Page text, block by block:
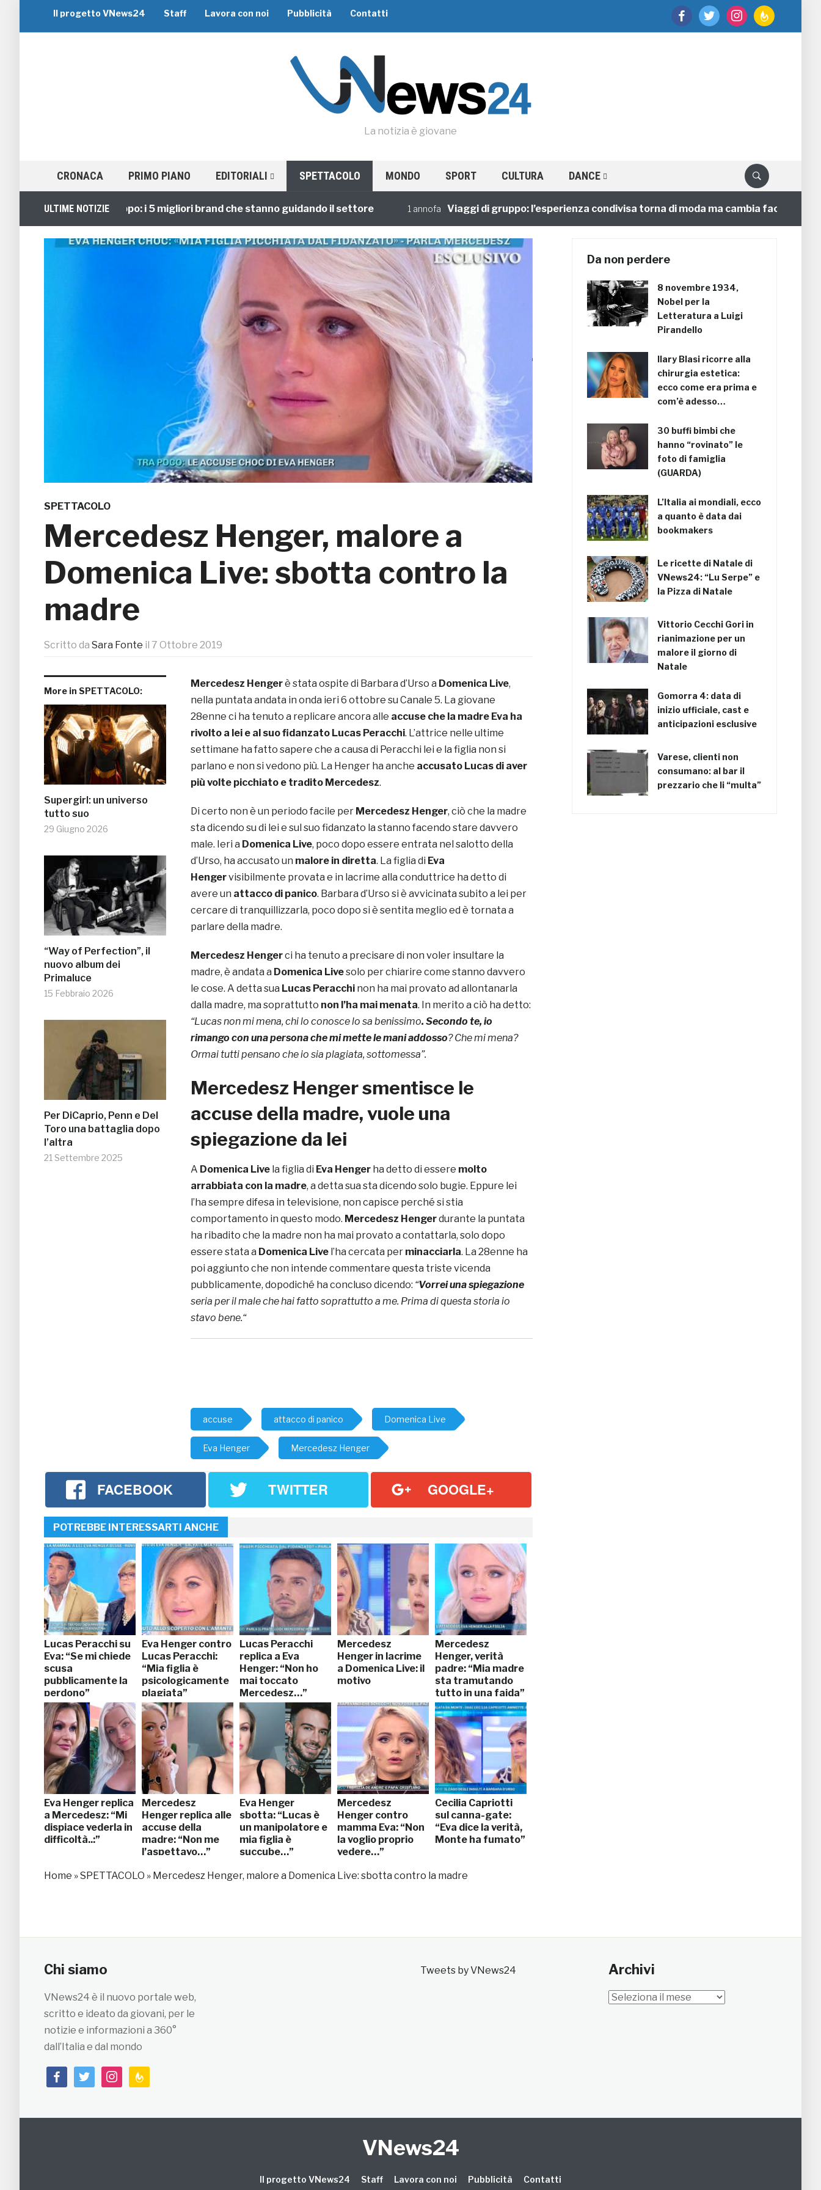
facebooktwitter instagramfeedburner
Il progetto VNews24 Staff Lavora con noi Pubblicità Contatti
La notizia è giovane
CRONACA PRIMO PIANO EDITORIALI SPETTACOLO MONDO SPORT CULTURA DANCE
ULTIME NOTIZIE
Viaggi di Gruppo: i 5 migliori brand che stanno guidando il settore 1 annofa Viaggi di gruppo: l’esperienza condivisa torna di moda ma cambia faccia
SPETTACOLO
Mercedesz Henger, malore a
Domenica Live: sbotta contro la
madre
Scritto da Sara Fonte il 7 Ottobre 2019
More in SPETTACOLO:
Supergirl: un universo
tutto suo
29 Giugno 2026
“Way of Perfection”, il
nuovo album dei
Primaluce
15 Febbraio 2026
Per DiCaprio, Penn e Del
Toro una battaglia dopo
l’altra
21 Settembre 2025
Mercedesz Hengerè stata ospite di Barbara d’Urso a Domenica Live,
nella puntata andata in onda ieri 6 ottobre su Canale 5. La giovane
28enne ci ha tenuto a replicare ancora alle accuse che la madre Eva ha
rivolto a lei e al suo fidanzato Lucas Peracchi. L’attrice nelle ultime
settimane ha fatto sapere che a causa di Peracchi lei e la figlia non si
parlano e non si vedono più. La Henger ha anche accusato Lucas di aver
più volte picchiato e tradito Mercedesz.
Di certo non è un periodo facile per Mercedesz Henger, ciò che la madre
sta dicendo su di lei e sul suo fidanzato la stanno facendo stare davvero
male. Ieri a Domenica Live, poco dopo essere entrata nel salotto della
d’Urso, ha accusato un malore in diretta. La figlia di Eva
Hengervisibilmente provata e in lacrime alla conduttrice ha detto di
avere un attacco di panico. Barbara d’Urso si è avvicinata subito a lei per
cercare di tranquillizzarla, poco dopo si è sentita meglio ed è tornata a
parlare della madre.
Mercedesz Hengerci ha tenuto a precisare di non voler insultare la
madre, è andata a Domenica Livesolo per chiarire come stanno davvero
le cose. A detta sua Lucas Peracchi non ha mai provato ad allontanarla
dalla madre, ma soprattutto non l’ha mai menata. In merito a ciò ha detto:
“Lucas non mi mena, chi lo conosce lo sa benissimo. Secondo te, io
rimango con una persona che mi mette le mani addosso? Che mi mena?
Ormai tutti pensano che io sia plagiata, sottomessa”.
Mercedesz Henger smentisce le
accuse della madre, vuole una
spiegazione da lei
A Domenica Live la figlia di Eva Henger ha detto di essere molto
arrabbiata con la madre, a detta sua sta dicendo solo bugie. Eppure lei
l’ha sempre difesa in televisione, non capisce perché si stia
comportamento in questo modo. Mercedesz Hengerdurante la puntata
ha ribadito che la madre non ha mai provato a contattarla, solo dopo
essere stata a Domenica Live l’ha cercata per minacciarla. La 28enne ha
poi aggiunto che non intende commentare questa triste vicenda
pubblicamente, dopodiché ha concluso dicendo: “Vorrei una spiegazione
seria per il male che hai fatto soprattutto a me. Prima di questa storia io
stavo bene.“
accuse attacco di panico Domenica Live
Eva Henger Mercedesz Henger
FACEBOOK TWITTER GOOGLE+
POTREBBE INTERESSARTI ANCHE
Lucas Peracchi su
Eva: “Se mi chiede
scusa
pubblicamente la
perdono”
Eva Henger contro
Lucas Peracchi:
“Mia figlia è
psicologicamente
plagiata”
Lucas Peracchi
replica a Eva
Henger: “Non ho
mai toccato
Mercedesz…”
Mercedesz
Henger in lacrime
a Domenica Live: il
motivo
Mercedesz
Henger, verità
padre: “Mia madre
sta tramutando
tutto in una faida”
Eva Henger replica
a Mercedesz: “Mi
dispiace vederla in
difficoltà..:”
Mercedesz
Henger replica alle
accuse della
madre: “Non me
l’aspettavo…”
Eva Henger
sbotta: “Lucas è
un manipolatore e
mia figlia è
succube…”
Mercedesz
Henger contro
mamma Eva: “Non
la voglio proprio
vedere…”
Cecilia Capriotti
sul canna-gate:
“Eva dice la verità,
Monte ha fumato”
Home »SPETTACOLO » Mercedesz Henger, malore a Domenica Live: sbotta contro la madre
Da non perdere
8 novembre 1934,
Nobel per la
Letteratura a Luigi
Pirandello
Ilary Blasi ricorre alla
chirurgia estetica:
ecco come era prima e
com’è adesso…
30 buffi bimbi che
hanno “rovinato” le
foto di famiglia
(GUARDA)
L’Italia ai mondiali, ecco
a quanto è data dai
bookmakers
Le ricette di Natale di
VNews24: “Lu Serpe” e
la Pizza di Natale
Vittorio Cecchi Gori in
rianimazione per un
malore il giorno di
Natale
Gomorra 4: data di
inizio ufficiale, cast e
anticipazioni esclusive
Varese, clienti non
consumano: al bar il
prezzario che li “multa”
Chi siamo
VNews24 è il nuovo portale web,
scritto e ideato da giovani, per le
notizie e informazioni a 360°
dall’Italia e dal mondo
facebooktwitterinstagramfeedburner
Tweets by VNews24 Archivi
Archivi
VNews24
Il progetto VNews24 Staff Lavora con noi Pubblicità Contatti